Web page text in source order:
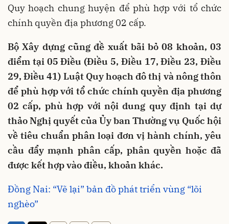
Quy hoạch chung huyện để phù hợp với tổ chức
chính quyền địa phương 02 cấp.
Bộ Xây dựng cũng đề xuất bãi bỏ 08 khoản, 03
điểm tại 05 Điều (Điều 5, Điều 17, Điều 23, Điều
29, Điều 41) Luật Quy hoạch đô thị và nông thôn
để phù hợp với tổ chức chính quyền địa phương
02 cấp, phù hợp với nội dung quy định tại dự
thảo Nghị quyết của Ủy ban Thường vụ Quốc hội
về tiêu chuẩn phân loại đơn vị hành chính, yêu
cầu đẩy mạnh phân cấp, phân quyền hoặc đã
được kết hợp vào điều, khoản khác.
Đồng Nai: “Vẽ lại” bản đồ phát triển vùng “lõi
nghèo”